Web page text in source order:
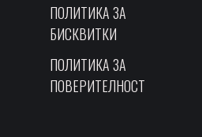
ПОЛИТИКА ЗА
БИСКВИТКИ
ПОЛИТИКА ЗА
ПОВЕРИТЕЛНОСТ